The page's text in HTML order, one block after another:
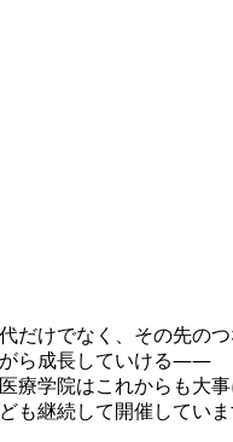
だけでなく、その先のつ
がら成長していける――
療学院はこれからも大事
も継続して開催してい